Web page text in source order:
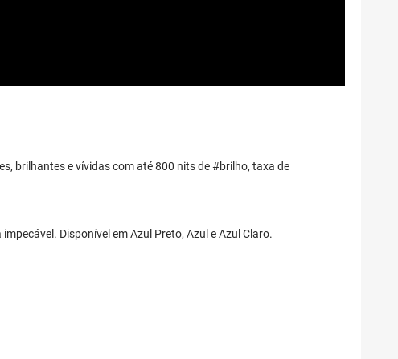
brilhantes e vívidas com até 800 nits de #brilho, taxa de
Disponível em Azul Preto, Azul e Azul Claro.